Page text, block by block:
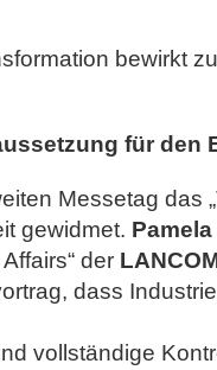
bewirkt
für den
Messetag das
gewidmet.
der
dass
vollständige